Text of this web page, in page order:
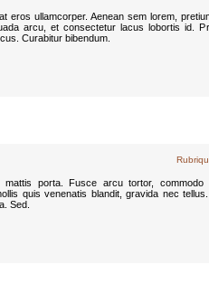
eros ullamcorper. Aenean sem lorem,
arcu, et consectetur lacus lobortis id.
Curabitur bibendum.
porta. Fusce arcu tortor, commodo
quis venenatis blandit, gravida nec
Sed.